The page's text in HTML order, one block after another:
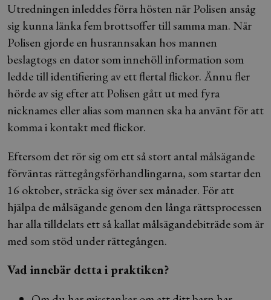
Utredningen inleddes förra hösten när Polisen ansåg
sig kunna länka fem brottsoffer till samma man. När
Polisen gjorde en husrannsakan hos mannen
beslagtogs en dator som innehöll information som
ledde till identifiering av ett flertal flickor. Ännu fler
hörde av sig efter att Polisen gått ut med fyra
nicknames eller alias som mannen ska ha använt för att
komma i kontakt med flickor.
Eftersom det rör sig om ett så stort antal målsägande
förväntas rättegångsförhandlingarna, som startar den
16 oktober, sträcka sig över sex månader. För att
hjälpa de målsägande genom den långa rättsprocessen
har alla tilldelats ett så kallat målsägandebiträde som är
med som stöd under rättegången.
Vad innebär detta i praktiken?